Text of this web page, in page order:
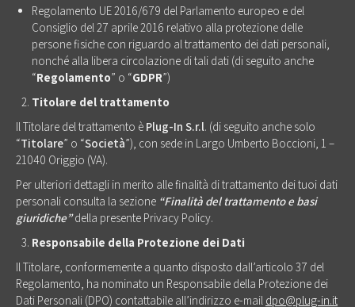
Regolamento UE 2016/679 del Parlamento europeo e del
Consiglio del 27 aprile 2016 relativo alla protezione delle
persone fisiche con riguardo al trattamento dei dati personali,
nonché alla libera circolazione di tali dati (di seguito anche
“Regolamento” o “GDPR”)
Titolare del trattamento
Il Titolare del trattamento è Plug-In S.r.l. (di seguito anche solo
“Titolare” o “Società”), con sede in Largo Umberto Boccioni, 1 –
21040 Origgio (VA).
Per ulteriori dettagli in merito alle finalità di trattamento dei tuoi dati
personali consulta la sezione “Finalità del trattamento e basi
giuridiche”della presente Privacy Policy.
Responsabile della Protezione dei Dati
Il Titolare, conformemente a quanto disposto dall’articolo 37 del
Regolamento, ha nominato un Responsabile della Protezione dei
Dati Personali (DPO) contattabile all’indirizzo e-mail dpo@plug-in.it